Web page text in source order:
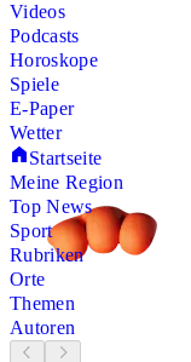
Videos
Podcasts
Horoskope
Spiele
E-Paper
Wetter
Startseite
Meine Region
Top News
Sport
Rubriken
Orte
Themen
Autoren